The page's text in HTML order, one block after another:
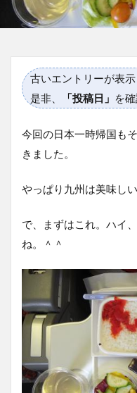
古いエントリーが表
是非、
「投稿日」 を
今回の日本一時帰国も
きました。
やっぱり九州は美味しい
で、まずはこれ。ハイ
ね。＾＾